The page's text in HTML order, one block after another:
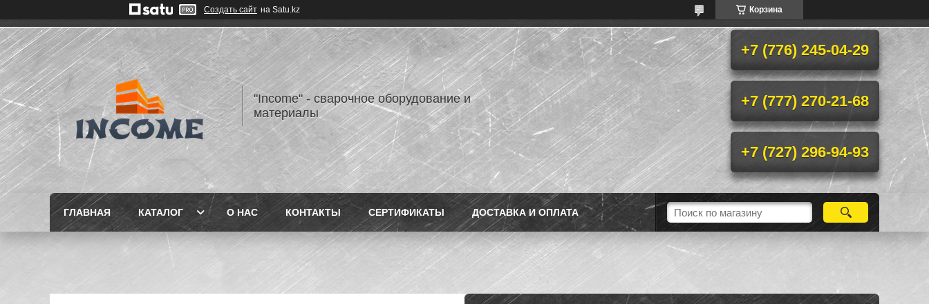
Создать сайт на Satu.kz Корзина
"Income" - сварочное оборудование и
материалы
+7 (776) 245-04-29
+7 (777) 270-21-68
+7 (727) 296-94-93
ГЛАВНАЯ КАТАЛОГ О НАС КОНТАКТЫ СЕРТИФИКАТЫ ДОСТАВКА И ОПЛАТА